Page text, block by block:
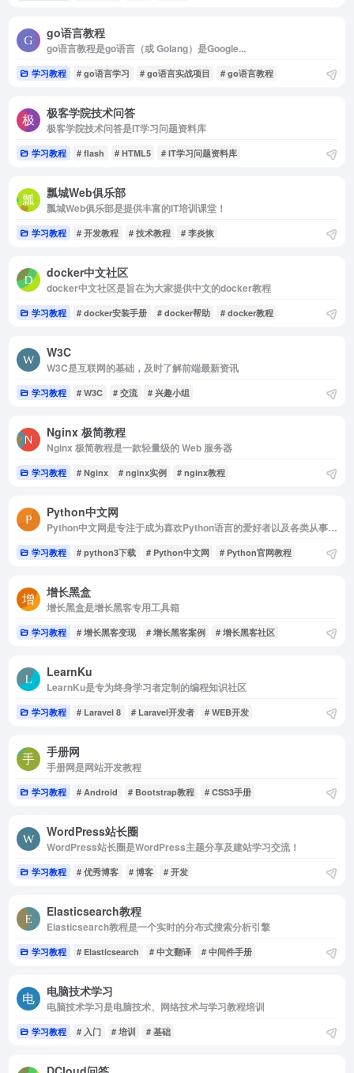
go语言教程
go语言教程是go语言（或 Golang）是Google...
学习教程 # go语言学习 # go语言实战项目 # go语言教程
极客学院技术问答
极客学院技术问答是IT学习问题资料库
学习教程 # flash # HTML5 # IT学习问题资料库
瓢城Web俱乐部
瓢城Web俱乐部是提供丰富的IT培训课堂！
学习教程 # 开发教程 # 技术教程 # 李炎恢
docker中文社区
docker中文社区是旨在为大家提供中文的docker教程
学习教程 # docker安装手册 # docker帮助 # docker教程
W3C
W3C是互联网的基础，及时了解前端最新资讯
学习教程 # W3C # 交流 # 兴趣小组
Nginx 极简教程
Nginx 极简教程是一款轻量级的 Web 服务器
学习教程 # Nginx # nginx实例 # nginx教程
Python中文网
Python中文网是专注于成为喜欢Python语言的爱好者以及各类从事编程工作的朋友们的学习与分享的平台
学习教程 # python3下载 # Python中文网 # Python官网教程
增长黑盒
增长黑盒是增长黑客专用工具箱
学习教程 # 增长黑客变现 # 增长黑客案例 # 增长黑客社区
LearnKu
LearnKu是专为终身学习者定制的编程知识社区
学习教程 # Laravel 8 # Laravel开发者 # WEB开发
手册网
手册网是网站开发教程
学习教程 # Android # Bootstrap教程 # CSS3手册
WordPress站长圈
WordPress站长圈是WordPress主题分享及建站学习交流！
学习教程 # 优秀博客 # 博客 # 开发
Elasticsearch教程
Elasticsearch教程是一个实时的分布式搜索分析引擎
学习教程 # Elasticsearch # 中文翻译 # 中间件手册
电脑技术学习
电脑技术学习是电脑技术、网络技术与学习教程培训
学习教程 # 入门 # 培训 # 基础